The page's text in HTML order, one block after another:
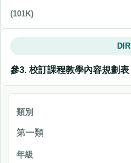
(101K)
DIR
參3. 校訂課程教學內容規劃表
類別
年
級
第一類